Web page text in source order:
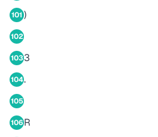
101)
102
1033
104.
105
106R